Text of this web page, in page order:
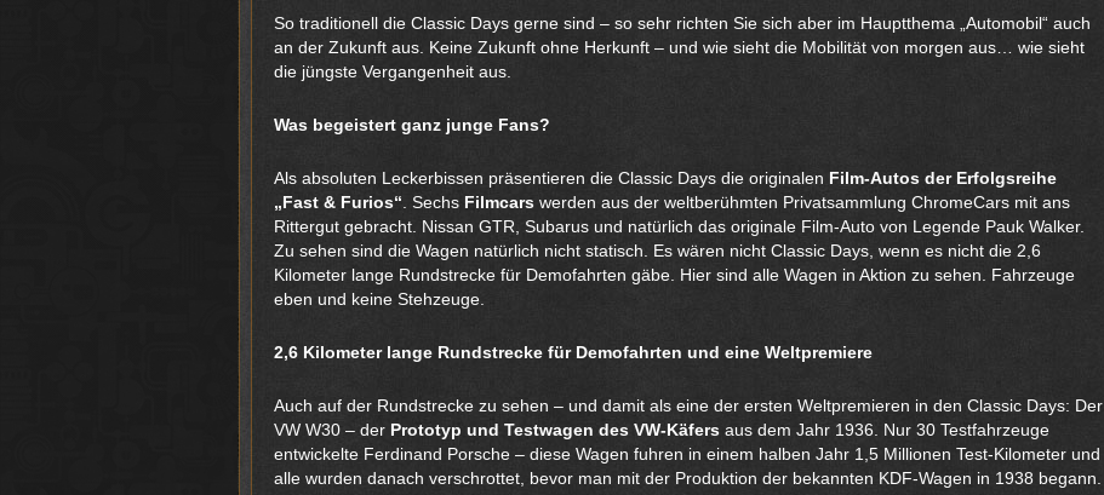
So traditionell die Classic Days gerne sind – so sehr richten Sie sich aber im Hauptthema „Automobil“ auch
an der Zukunft aus. Keine Zukunft ohne Herkunft – und wie sieht die Mobilität von morgen aus… wie sieht
die jüngste Vergangenheit aus.
Was begeistert ganz junge Fans?
Als absoluten Leckerbissen präsentieren die Classic Days die originalen Film-Autos der Erfolgsreihe
„Fast & Furios“ . Sechs Filmcars werden aus der weltberühmten Privatsammlung ChromeCars mit ans
Rittergut gebracht. Nissan GTR, Subarus und natürlich das originale Film-Auto von Legende Pauk Walker.
Zu sehen sind die Wagen natürlich nicht statisch. Es wären nicht Classic Days, wenn es nicht die 2,6
Kilometer lange Rundstrecke für Demofahrten gäbe. Hier sind alle Wagen in Aktion zu sehen. Fahrzeuge
eben und keine Stehzeuge.
2,6 Kilometer lange Rundstrecke für Demofahrten und eine Weltpremiere
Auch auf der Rundstrecke zu sehen – und damit als eine der ersten Weltpremieren in den Classic Days: Der
VW W30 – der Prototyp und Testwagen des VW-Käfers aus dem Jahr 1936. Nur 30 Testfahrzeuge
entwickelte Ferdinand Porsche – diese Wagen fuhren in einem halben Jahr 1,5 Millionen Test-Kilometer und
alle wurden danach verschrottet, bevor man mit der Produktion der bekannten KDF-Wagen in 1938 begann.